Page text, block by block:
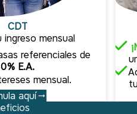
CDT
ingreso mensual
referenciales de
E.A.
mensual.
aquí